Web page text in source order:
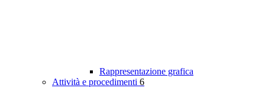
Rappresentazione grafica
Attività e procedimenti 6